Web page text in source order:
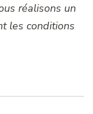
réalisons un
les conditions